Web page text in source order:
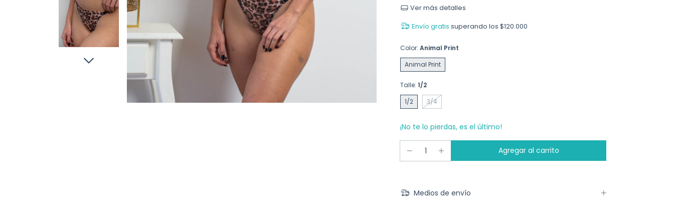
Ver más detalles
Envío gratis superando los $120.000
Color: Animal Print
Animal Print
Talle: 1/2
1/2
3/4
¡No te lo pierdas, es el último!
Medios de envío